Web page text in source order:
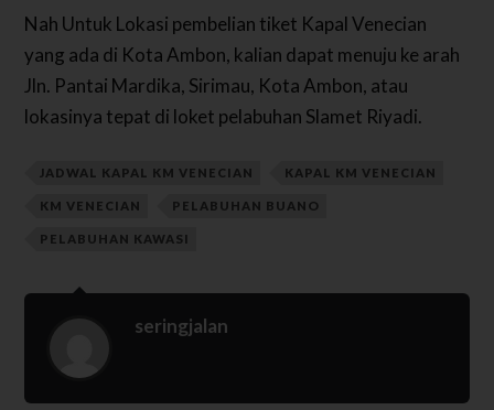
Nah Untuk Lokasi pembelian tiket Kapal Venecian
yang ada di Kota Ambon, kalian dapat menuju ke arah
Jln. Pantai Mardika, Sirimau, Kota Ambon, atau
lokasinya tepat di loket pelabuhan Slamet Riyadi.
JADWAL KAPAL KM VENECIAN KAPAL KM VENECIAN
KM VENECIAN PELABUHAN BUANO
PELABUHAN KAWASI
seringjalan